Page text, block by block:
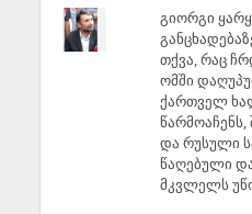
გიორგი
თქვა, რაც
ომში
ქართველ
წარმოაჩენს,
და რუსული
წაღებული
მკვლელს